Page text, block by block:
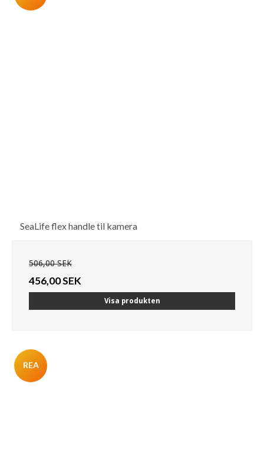
SeaLife flex handle til kamera
506,00 SEK
456,00 SEK
Visa produkten
REA